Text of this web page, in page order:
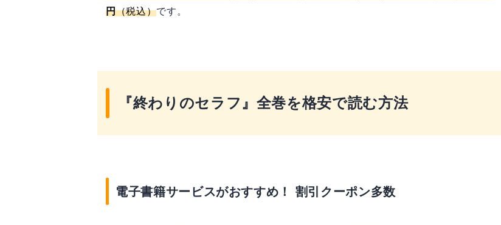
円（税込）です。
『終わりのセラフ』全巻を格安で読む方法
電子書籍サービスがおすすめ！ 割引クーポン多数